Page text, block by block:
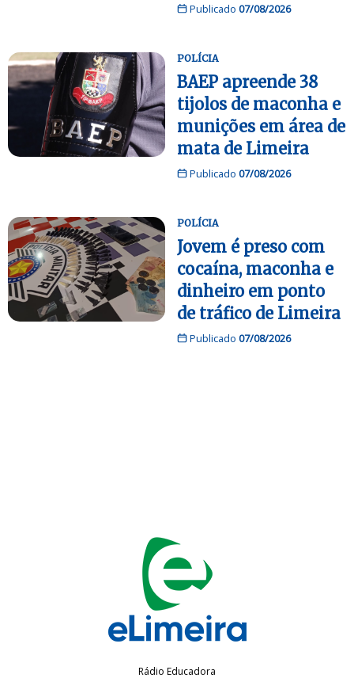
Publicado 07/08/2026
POLÍCIA
BAEP apreende 38
tijolos de maconha e
munições em área de
mata de Limeira
Publicado 07/08/2026
POLÍCIA
Jovem é preso com
cocaína, maconha e
dinheiro em ponto
de tráfico de Limeira
Publicado 07/08/2026
Rádio Educadora